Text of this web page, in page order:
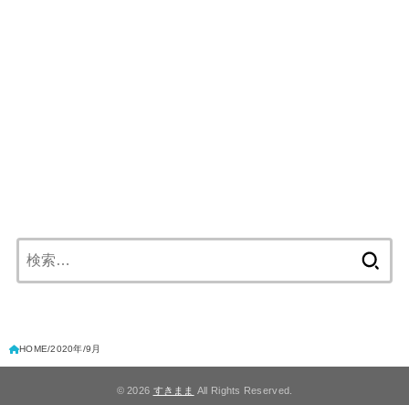
HOME 2020年 9月
© 2026 すきまま All Rights Reserved.